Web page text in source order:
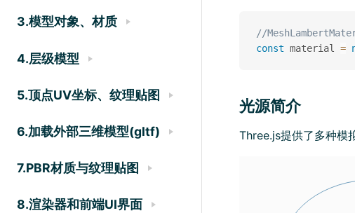
3.模型对象、材质
4.层级模型
5.顶点UV坐标、纹理贴图
6.加载外部三维模型(gltf)
7.PBR材质与纹理贴图
8.渲染器和前端UI界面
//
const material =
光源简介
Three.js提供了多种模